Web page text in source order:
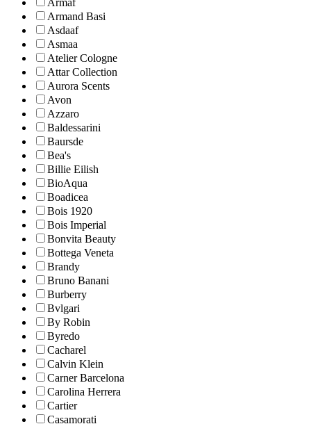
Armaf
Armand Basi
Asdaaf
Asmaa
Atelier Cologne
Attar Collection
Aurora Scents
Avon
Azzaro
Baldessarini
Baursde
Bea's
Billie Eilish
BioAqua
Boadicea
Bois 1920
Bois Imperial
Bonvita Beauty
Bottega Veneta
Brandy
Bruno Banani
Burberry
Bvlgari
By Robin
Byredo
Cacharel
Calvin Klein
Carner Barcelona
Carolina Herrera
Cartier
Casamorati